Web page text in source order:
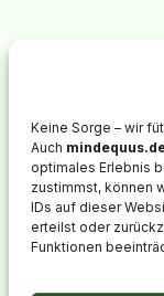
Keine Sorge – wir
Auch
optimales Erlebnis
zustimmst, können
IDs auf dieser
erteilst oder
Funktionen
steht
die innere
der Besitzer*innen.
Kennenlernen
Kostenloses
E-Mail: